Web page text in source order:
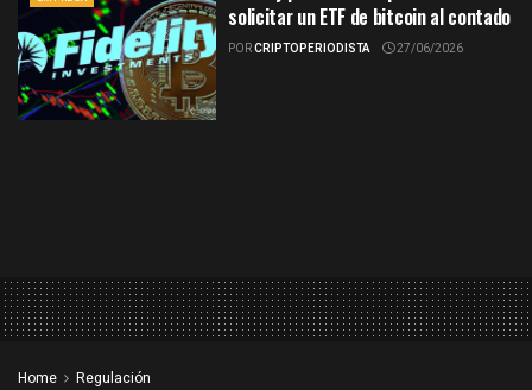
solicitar un ETF de bitcoin al contado
PORCRIPTOPERIODISTA 27/06/2026
Home Regulación